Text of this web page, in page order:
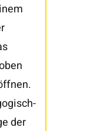
der